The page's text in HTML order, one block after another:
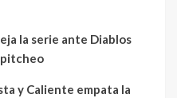
la serie ante Diablos
pitcheo
y Caliente empata la